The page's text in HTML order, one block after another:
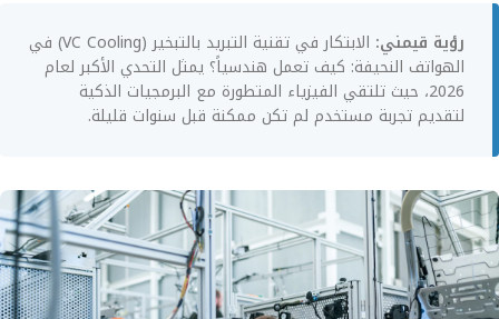
رؤية قيمني:
الابتكار في تقنية التبريد بالتبخير (VC Cooling) في
الهواتف النحيفة: كيف تعمل هندسياً؟ يمثل التحدي الأكبر لعام
2026، حيث تلتقي الفيزياء المتطورة مع البرمجيات الذكية
لتقديم تجربة مستخدم لم تكن ممكنة قبل سنوات قليلة.